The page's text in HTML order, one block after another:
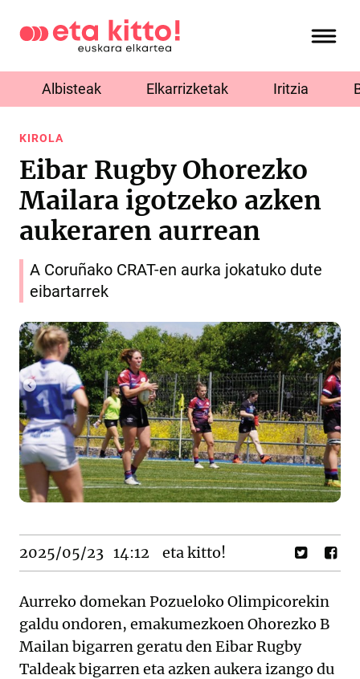
Albisteak Elkarrizketak Iritzia
KIROLA
Eibar Rugby Ohorezko
Mailara igotzeko azken
aukeraren aurrean
A Coruñako CRAT-en aurka jokatuko dute
eibartarrek
2025/05/23 14:12 eta kitto!
Aurreko domekan Pozueloko Olimpicorekin
galdu ondoren, emakumezkoen Ohorezko B
Mailan bigarren geratu den Eibar Rugby
Taldeak bigarren eta azken aukera izango du